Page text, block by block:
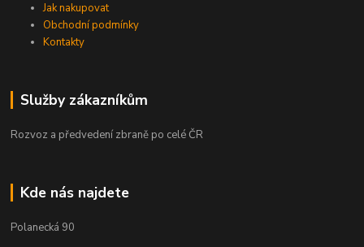
Jak nakupovat
Obchodní podmínky
Kontakty
Služby zákazníkům
Rozvoz a předvedení zbraně po celé ČR
Kde nás najdete
Polanecká 90